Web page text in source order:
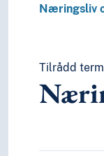
Næringsliv
Tilrådd term